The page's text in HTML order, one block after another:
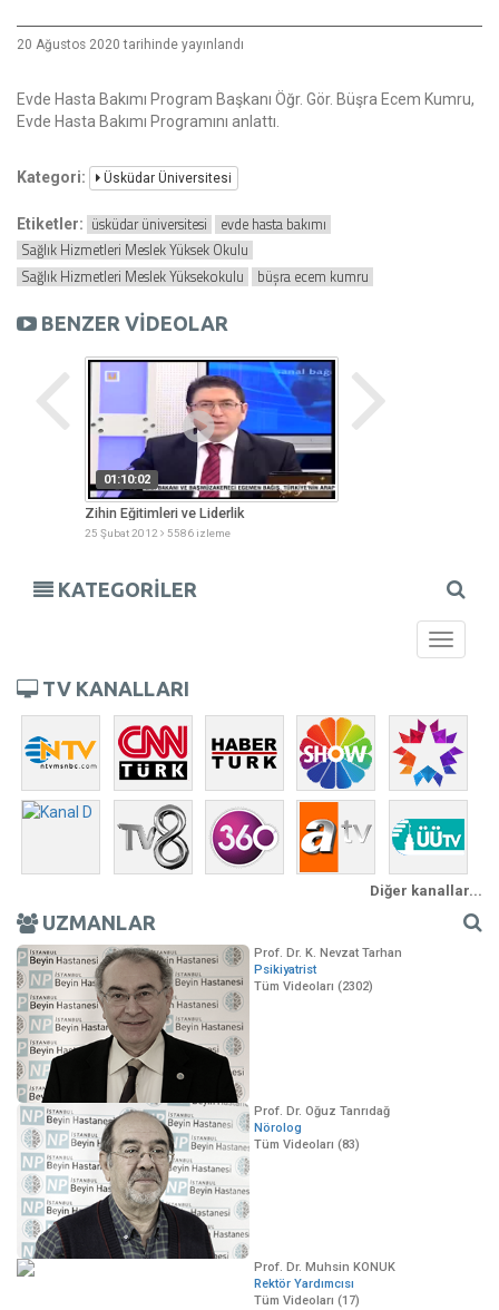
20 Ağustos 2020 tarihinde yayınlandı
Evde Hasta Bakımı Program Başkanı Öğr. Gör. Büşra Ecem Kumru,
Evde Hasta Bakımı Programını anlattı.
Kategori: Üsküdar Üniversitesi
Etiketler: üsküdar üniversitesi
evde hasta bakımı
Sağlık Hizmetleri Meslek Yüksek Okulu
Sağlık Hizmetleri Meslek Yüksekokulu
büşra ecem kumru
BENZER VİDEOLAR
01:10:02
Zihin Eğitimleri ve Liderlik
25 Şubat 2012 5586 izleme
KATEGORİLER
Toggle
TV KANALLARI
Diğer kanallar...
UZMANLAR
Prof. Dr. K. Nevzat Tarhan
Psikiyatrist
Tüm Videoları (2302)
Prof. Dr. Oğuz Tanrıdağ
Nörolog
Tüm Videoları (83)
Prof. Dr. Muhsin KONUK
Rektör Yardımcısı
Tüm Videoları (17)